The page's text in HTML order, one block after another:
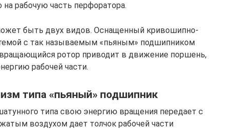
рабочую часть перфоратора.
быть двух видов. Оснащенный кривошипно-
с так называемым «пьяным» подшипником
вращающийся ротор приводит в движение поршень,
рабочей части.
типа «пьяный» подшипник
типа свою энергию вращения передает с
воздухом дает толчок рабочей части